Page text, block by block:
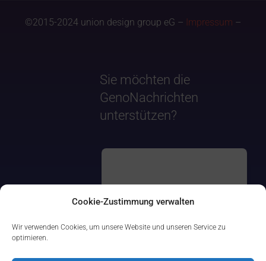
Cookie-Zustimmung verwalten
Wir verwenden Cookies, um unsere Website und unseren Service zu
optimieren.
©2015-2024 union design group eG – Impressum –
Sie möchten die
GenoNachrichten
unterstützen?